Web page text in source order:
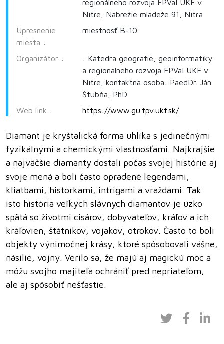
regionálneho rozvoja FPVaI UKF v
Nitre, Nábrežie mládeže 91, Nitra
Upresnenie
miesta :
miestnosť B-10
Organizátor :
: Katedra geografie, geoinformatiky
a regionálneho rozvoja FPVaI UKF v
Nitre, kontaktná osoba: PaedDr. Ján
Štubňa, PhD
Web link :
https://www.gu.fpv.ukf.sk/
Diamant je kryštalická forma uhlíka s jedinečnými
fyzikálnymi a chemickými vlastnosťami. Najkrajšie
a najväčšie diamanty dostali počas svojej histórie aj
svoje mená a boli často opradené legendami,
kliatbami, historkami, intrigami a vraždami. Tak
isto história veľkých slávnych diamantov je úzko
spätá so životmi cisárov, dobyvateľov, kráľov a ich
kráľovien, štátnikov, vojakov, otrokov. Často to boli
objekty výnimočnej krásy, ktoré spôsobovali vášne,
násilie, vojny. Verilo sa, že majú aj magickú moc a
môžu svojho majiteľa ochrániť pred nepriateľom,
ale aj spôsobiť nešťastie.